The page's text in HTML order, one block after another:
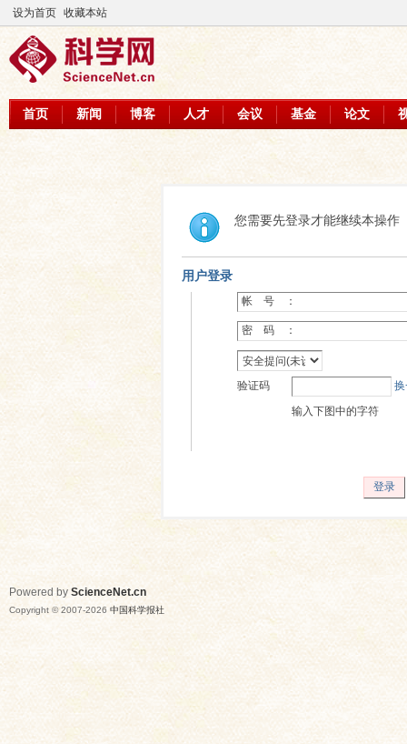
设为首页 收藏本站
首页 新闻 博客 人才 会议 基金 论文
您需要先登录才能继续本操作
用户登录
帐 号 ：
密 码 ：
验证码
输入下图中的字符
登录
Powered by ScienceNet.cn
Copyright © 2007-2026 中国科学报社